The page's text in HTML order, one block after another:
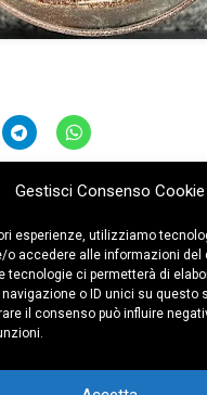
Gestisci Consenso Cookie
esperienze, utilizziamo
accedere alle informazioni del
tecnologie ci permetterà di
o ID unici su questo
il consenso può influire
CASTELLI –